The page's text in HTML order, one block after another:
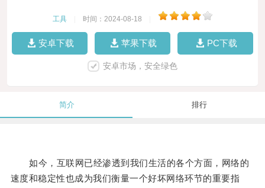
工具 时间：2024-08-18
安卓下载 苹果下载 PC下载
安卓市场，安全绿色
简介 排行
如今，互联网已经渗透到我们生活的各个方面，网络的
速度和稳定性也成为我们衡量一个好坏网络环节的重要指